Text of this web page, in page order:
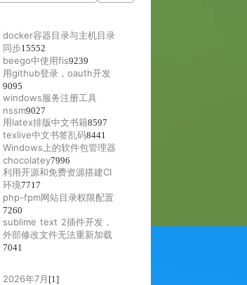
docker容器目录与主机目录
同步15552
beego中使用fis9239
用github登录，oauth开发
9095
windows服务注册工具
nssm9027
用latex排版中文书籍8597
texlive中文书签乱码8441
Windows上的软件包管理器
chocolatey7996
利用开源和免费资源搭建CI
环境7717
php-fpm网站目录权限配置
7260
sublime text 2插件开发，
外部修改文件无法重新加载
7041
2026年7月 [1]